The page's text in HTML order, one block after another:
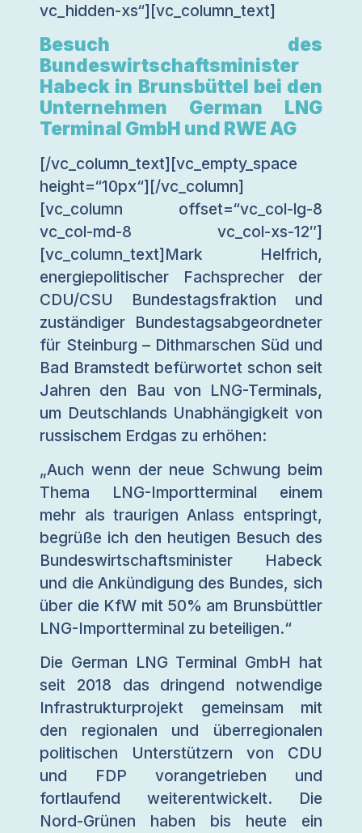
vc_hidden-xs“][vc_column_text]
Besuch des
Bundeswirtschaftsminister
Habeck in Brunsbüttel bei den
Unternehmen German LNG
Terminal GmbH und RWE AG
[/vc_column_text][vc_empty_space
height=“10px“][/vc_column]
[vc_column offset=“vc_col-lg-8
vc_col-md-8 vc_col-xs-12″]
[vc_column_text]Mark Helfrich,
energiepolitischer Fachsprecher der
CDU/CSU Bundestagsfraktion und
zuständiger Bundestagsabgeordneter
für Steinburg – Dithmarschen Süd und
Bad Bramstedt befürwortet schon seit
Jahren den Bau von LNG-Terminals,
um Deutschlands Unabhängigkeit von
russischem Erdgas zu erhöhen:
„Auch wenn der neue Schwung beim
Thema LNG-Importterminal einem
mehr als traurigen Anlass entspringt,
begrüße ich den heutigen Besuch des
Bundeswirtschaftsminister Habeck
und die Ankündigung des Bundes, sich
über die KfW mit 50% am Brunsbüttler
LNG-Importterminal zu beteiligen.“
Die German LNG Terminal GmbH hat
seit 2018 das dringend notwendige
Infrastrukturprojekt gemeinsam mit
den regionalen und überregionalen
politischen Unterstützern von CDU
und FDP vorangetrieben und
fortlaufend weiterentwickelt. Die
Nord-Grünen haben bis heute ein